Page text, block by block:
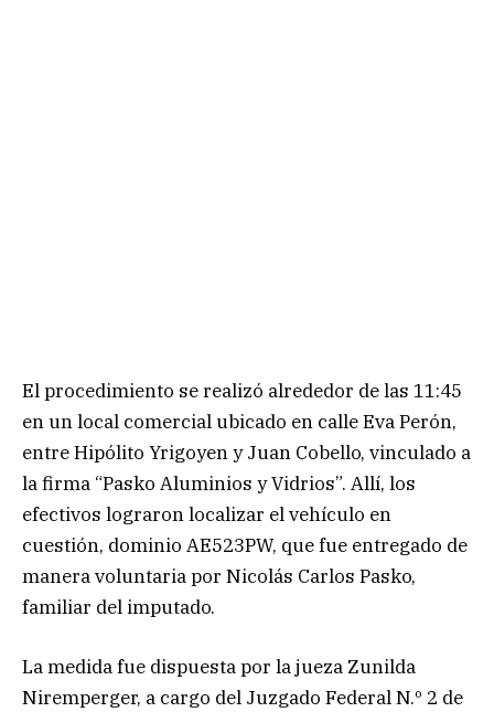
El procedimiento se realizó alrededor de las 11:45
en un local comercial ubicado en calle Eva Perón,
entre Hipólito Yrigoyen y Juan Cobello, vinculado a
la firma “Pasko Aluminios y Vidrios”. Allí, los
efectivos lograron localizar el vehículo en
cuestión, dominio AE523PW, que fue entregado de
manera voluntaria por Nicolás Carlos Pasko,
familiar del imputado.
La medida fue dispuesta por la jueza Zunilda
Niremperger, a cargo del Juzgado Federal N.º 2 de